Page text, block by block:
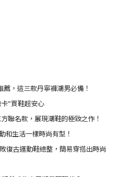
，這三款丹寧褲潮男必備！
"買鞋超安心
聯名款，展現潮鞋的極致之作！
和生活一樣時尚有型！
復古運動鞋總整，簡易穿搭出時尚